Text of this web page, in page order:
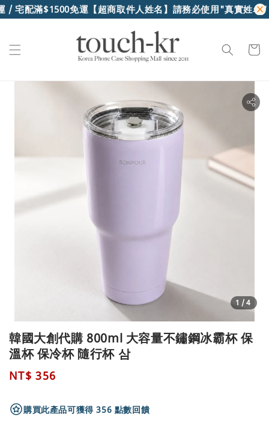
/ 宅配滿$1500免運【超商取件人姓名】請務必使用"真實姓名"
1 /4
韓國大創代購 800ml 大容量不鏽鋼冰霸杯 保
溫杯 保冷杯 隨行杯 삼
Regular
NT$ 356
購買此產品可獲得 356 點數回饋